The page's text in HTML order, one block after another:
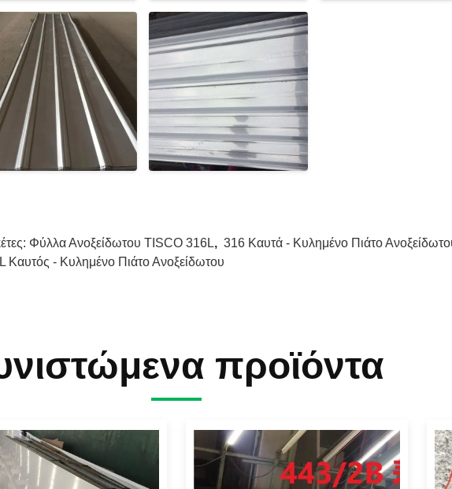
Φύλλα Ανοξείδωτου TISCO 316L, 316 Καυτά - Κυλημένο Πιάτο
Καυτός - Κυλημένο Πιάτο Ανοξείδωτου
προϊόντα